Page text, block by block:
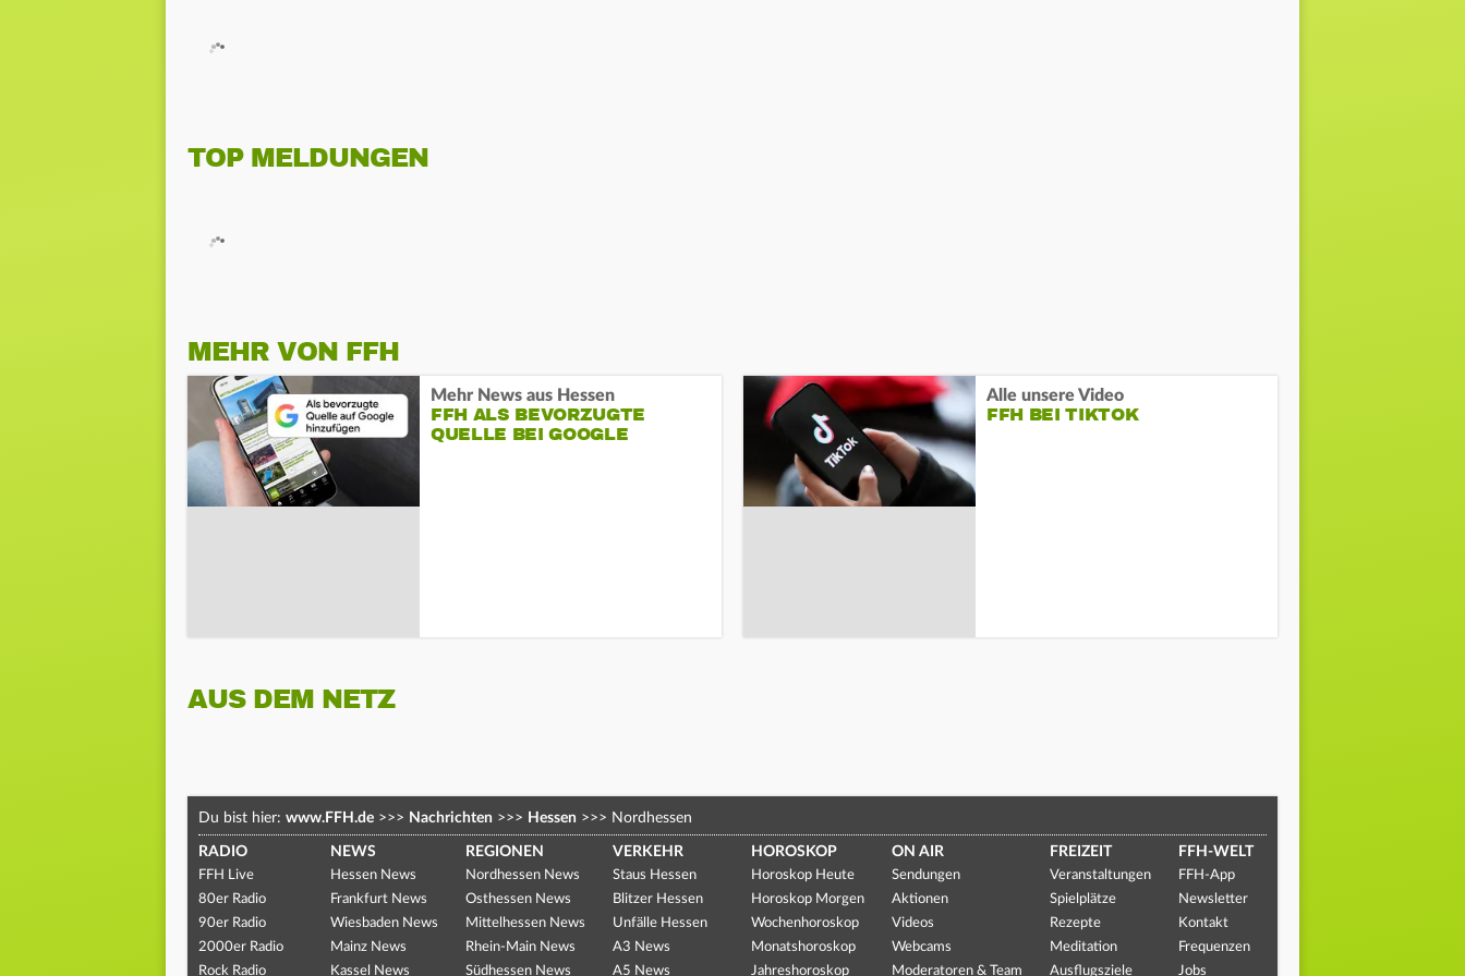
TOP MELDUNGEN
MEHR VON FFH
Mehr News aus Hessen
FFH ALS BEVORZUGTE
QUELLE BEI GOOGLE
Alle unsere Video
FFH BEI TIKTOK
AUS DEM NETZ
Du bist hier: www.FFH.de >>> Nachrichten >>> Hessen >>> Nordhessen
RADIO
FFH Live
80er Radio
90er Radio
2000er Radio
Rock Radio
NEWS
Hessen News
Frankfurt News
Wiesbaden News
Mainz News
Kassel News
REGIONEN
Nordhessen News
Osthessen News
Mittelhessen News
Rhein-Main News
Südhessen News
VERKEHR
Staus Hessen
Blitzer Hessen
Unfälle Hessen
A3 News
A5 News
HOROSKOP
Horoskop Heute
Horoskop Morgen
Wochenhoroskop
Monatshoroskop
Jahreshoroskop
ON AIR
Sendungen
Aktionen
Videos
Webcams
Moderatoren & Team
FREIZEIT
Veranstaltungen
Spielplätze
Rezepte
Meditation
Ausflugsziele
FFH-WELT
FFH-App
Newsletter
Kontakt
Frequenzen
Jobs